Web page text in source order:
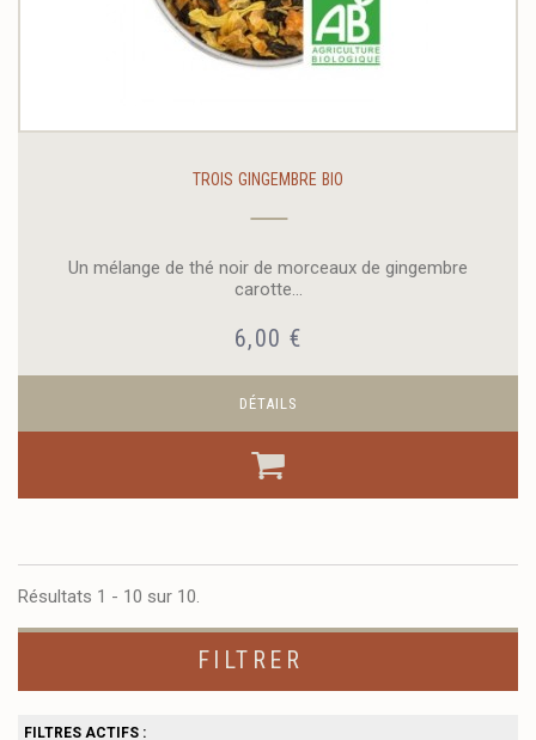
TROIS GINGEMBRE BIO
Un mélange de thé noir de morceaux de gingembre
carotte...
6,00 €
DÉTAILS
Résultats 1 - 10 sur 10.
FILTRER
FILTRES ACTIFS :